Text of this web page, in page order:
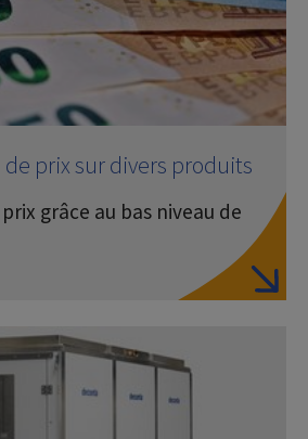
prix sur divers produits
grâce au bas niveau de